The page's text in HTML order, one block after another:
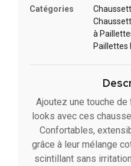
Catégories
à
Paillettes
Ajoutez une touche
looks avec ces
Confortables,
grâce à leur mélange
scintillant sans